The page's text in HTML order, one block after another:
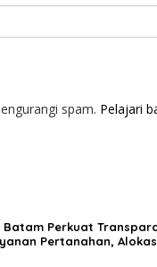
spam. Pelajari
Batam Perkuat
Pertanahan,